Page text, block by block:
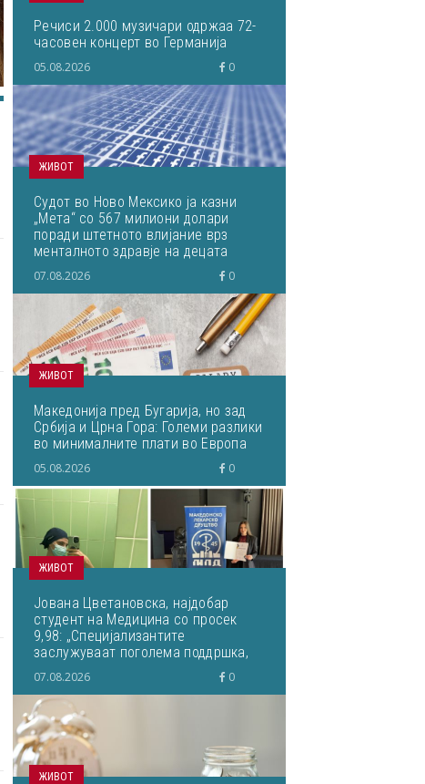
Речиси 2.000 музичари одржаа 72-
часовен концерт во Германија
05.08.2026 0
ЖИВОТ
Судот во Ново Мексико ја казни
„Мета“ со 567 милиони долари
поради штетното влијание врз
менталното здравје на децата
07.08.2026 0
ЖИВОТ
Македонија пред Бугарија, но зад
Србија и Црна Гора: Големи разлики
во минималните плати во Европа
05.08.2026 0
ЖИВОТ
Јована Цветановска, најдобар
студент на Медицина со просек
9,98: „Специјализантите
заслужуваат поголема поддршка,
почит и можности за
професионален развој“
07.08.2026 0
ЖИВОТ